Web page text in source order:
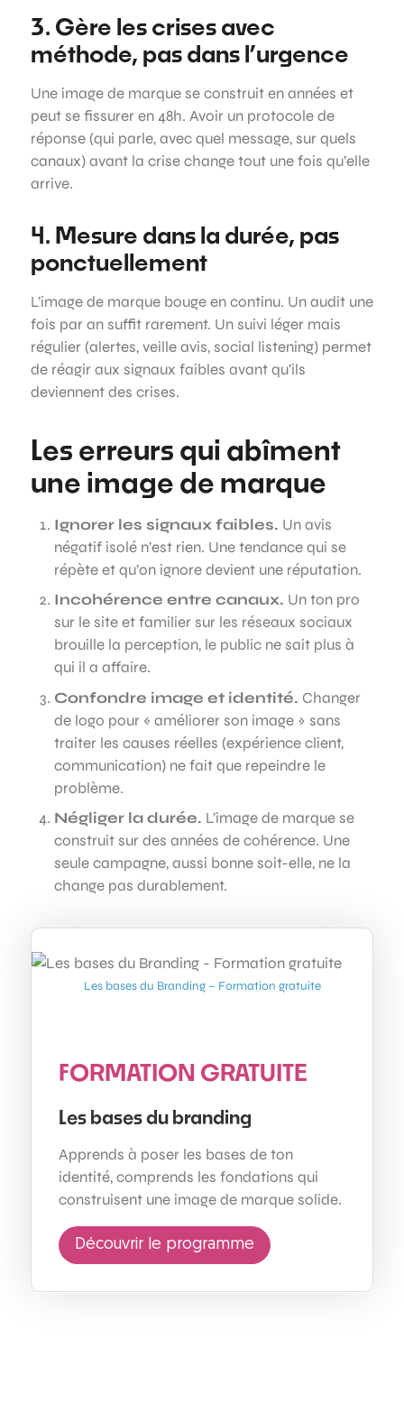
3. Gère les crises avec
méthode, pas dans l’urgence
Une image de marque se construit en années et
peut se fissurer en 48h. Avoir un protocole de
réponse (qui parle, avec quel message, sur quels
canaux) avant la crise change tout une fois qu’elle
arrive.
4. Mesure dans la durée, pas
ponctuellement
L’image de marque bouge en continu. Un audit une
fois par an suffit rarement. Un suivi léger mais
régulier (alertes, veille avis, social listening) permet
de réagir aux signaux faibles avant qu’ils
deviennent des crises.
Les erreurs qui abîment
une image de marque
Ignorer les signaux faibles. Un avis
négatif isolé n’est rien. Une tendance qui se
répète et qu’on ignore devient une réputation.
Incohérence entre canaux. Un ton pro
sur le site et familier sur les réseaux sociaux
brouille la perception, le public ne sait plus à
qui il a affaire.
Confondre image et identité. Changer
de logo pour « améliorer son image » sans
traiter les causes réelles (expérience client,
communication) ne fait que repeindre le
problème.
Négliger la durée. L’image de marque se
construit sur des années de cohérence. Une
seule campagne, aussi bonne soit-elle, ne la
change pas durablement.
Les bases du Branding – Formation gratuite
FORMATION GRATUITE
Les bases du branding
Apprends à poser les bases de ton
identité, comprends les fondations qui
construisent une image de marque solide.
Découvrir le programme